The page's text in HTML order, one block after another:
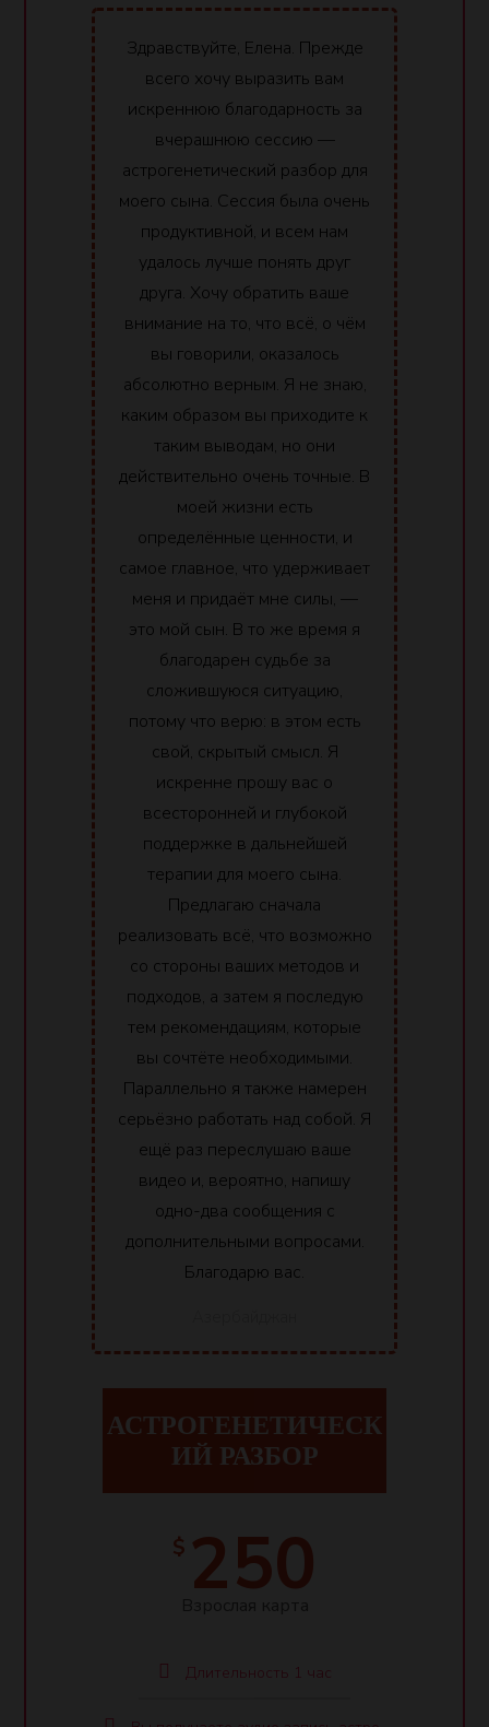
Здравствуйте, Елена. Прежде
всего хочу выразить вам
искреннюю благодарность за
вчерашнюю сессию —
астрогенетический разбор для
моего сына. Сессия была очень
продуктивной, и всем нам
удалось лучше понять друг
друга. Хочу обратить ваше
внимание на то, что всё, о чём
вы говорили, оказалось
абсолютно верным. Я не знаю,
каким образом вы приходите к
таким выводам, но они
действительно очень точные. В
моей жизни есть
определённые ценности, и
самое главное, что удерживает
меня и придаёт мне силы, —
это мой сын. В то же время я
благодарен судьбе за
сложившуюся ситуацию,
потому что верю: в этом есть
свой, скрытый смысл. Я
искренне прошу вас о
всесторонней и глубокой
поддержке в дальнейшей
терапии для моего сына.
Предлагаю сначала
реализовать всё, что возможно
со стороны ваших методов и
подходов, а затем я последую
тем рекомендациям, которые
вы сочтёте необходимыми.
Параллельно я также намерен
серьёзно работать над собой. Я
ещё раз переслушаю ваше
видео и, вероятно, напишу
одно-два сообщения с
дополнительными вопросами.
Благодарю вас.
АСТРОГЕНЕТИЧЕСК
ИЙ РАЗБОР
$ 250
Длительность 1 час